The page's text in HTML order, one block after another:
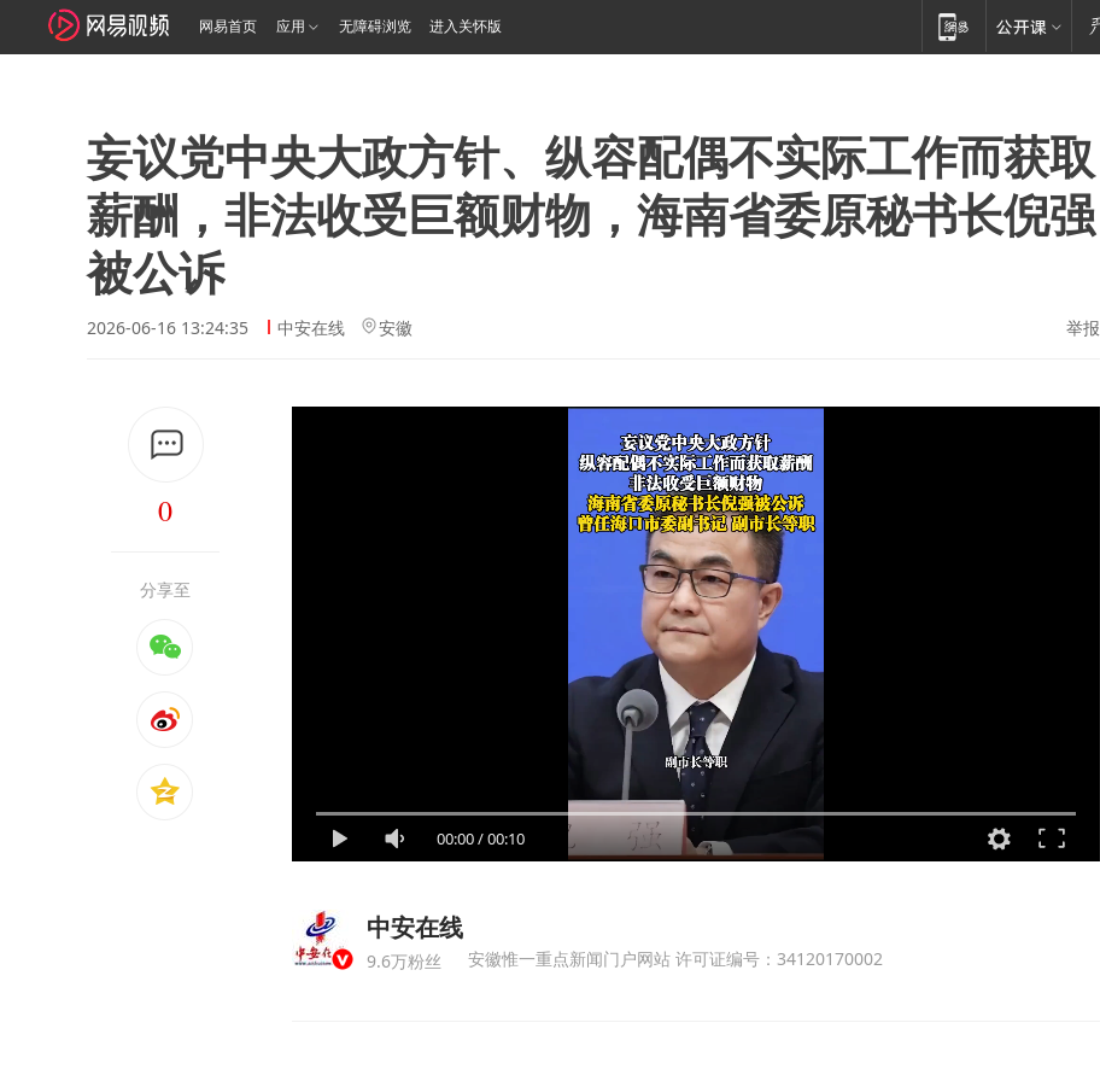
网易首页 应用 无障碍浏览 进入关怀版
妄议党中央大政方针、纵容配偶不实际工作而获取
薪酬，非法收受巨额财物，海南省委原秘书长倪强
被公诉
2026-06-16 13:24:35 中安在线 安徽 举报
0
分享至
00:00/00:10
中安在线
9.6万粉丝 安徽惟一重点新闻门户网站 许可证编号：34120170002